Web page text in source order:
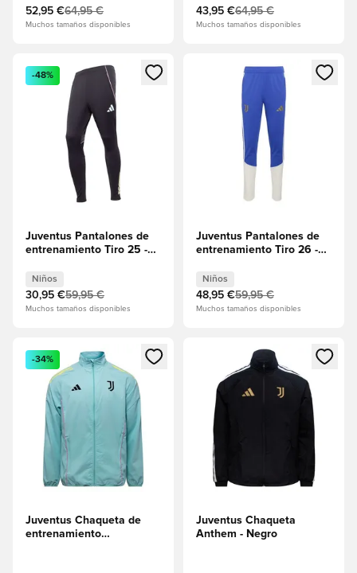
52,95 €64,95 €
Muchos tamaños disponibles
43,95 €64,95 €
Muchos tamaños disponibles
Abre un modal para iniciar sesión o registrarse como
-48%
Juventus Pantalones de
entrenamiento Tiro 25 -
Niños
30,95 €59,95 €
Muchos tamaños disponibles
Abre un modal para iniciar
Juventus Pantalones de
entrenamiento Tiro 26 -
Niños
Niños
48,95 €59,95 €
Muchos tamaños disponibles
Abre un modal para iniciar sesión o registrarse como
-34%
Juventus Chaqueta de
entrenamiento
Abre un modal para iniciar
Juventus Chaqueta
Anthem - Negro